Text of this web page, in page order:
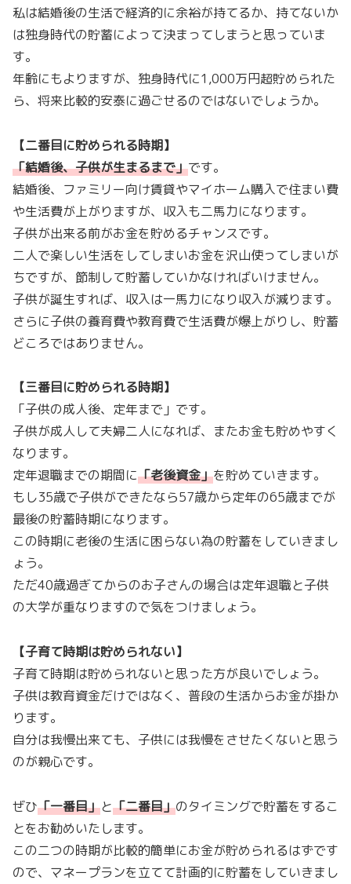
私は結婚後の生活で経済的に余裕が持てるか、持てないか
は独身時代の貯蓄によって決まってしまうと思っていま
す。
年齢にもよりますが、独身時代に1,000万円超貯められた
ら、将来比較的安泰に過ごせるのではないでしょうか。
【二番目に貯められる時期】
「結婚後、子供が生まるまで」です。
結婚後、ファミリー向け賃貸やマイホーム購入で住まい費
や生活費が上がりますが、収入も二馬力になります。
子供が出来る前がお金を貯めるチャンスです。
二人で楽しい生活をしてしまいお金を沢山使ってしまいが
ちですが、節制して貯蓄していかなければいけません。
子供が誕生すれば、収入は一馬力になり収入が減ります。
さらに子供の養育費や教育費で生活費が爆上がりし、貯蓄
どころではありません。
【三番目に貯められる時期】
「子供の成人後、定年まで」です。
子供が成人して夫婦二人になれば、またお金も貯めやすく
なります。
定年退職までの期間に「老後資金」を貯めていきます。
もし35歳で子供ができたなら57歳から定年の65歳までが
最後の貯蓄時期になります。
この時期に老後の生活に困らない為の貯蓄をしていきまし
ょう。
ただ40歳過ぎてからのお子さんの場合は定年退職と子供
の大学が重なりますので気をつけましょう。
【子育て時期は貯められない】
子育て時期は貯められないと思った方が良いでしょう。
子供は教育資金だけではなく、普段の生活からお金が掛か
ります。
自分は我慢出来ても、子供には我慢をさせたくないと思う
のが親心です。
ぜひ「一番目」と「二番目」のタイミングで貯蓄をするこ
とをお勧めいたします。
この二つの時期が比較的簡単にお金が貯められるはずです
ので、マネープランを立てて計画的に貯蓄をしていきまし